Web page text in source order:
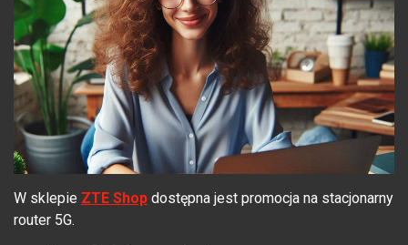
W sklepie ZTE Shop dostępna jest promocja na stacjonarny
router 5G.